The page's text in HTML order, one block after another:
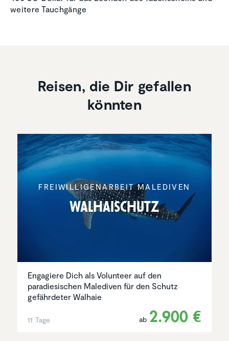
weitere Tauchgänge
Reisen, die Dir gefallen
könnten
FREIWIL­LI­GEN­AR­BEIT MALEDIVEN
Walhai­schutz
Engagiere Dich als Volunteer auf den
paradiesischen Malediven für den Schutz
gefährdeter Walhaie
11 Tage ab 2.900 €